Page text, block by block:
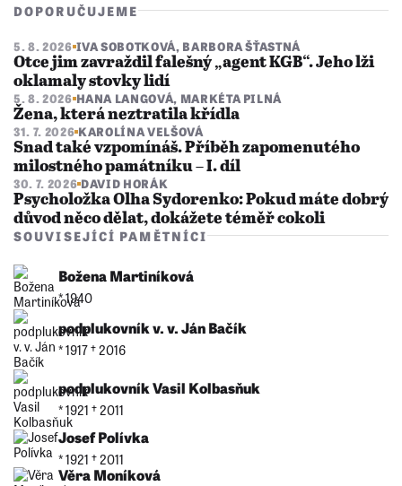
DOPORUČUJEME
5. 8. 2026 IVA SOBOTKOVÁ, BARBORA ŠŤASTNÁ
Otce jim zavraždil falešný „agent KGB“. Jeho lži
oklamaly stovky lidí
5. 8. 2026 HANA LANGOVÁ, MARKÉTA PILNÁ
Žena, která neztratila křídla
31. 7. 2026 KAROLÍNA VELŠOVÁ
Snad také vzpomínáš. Příběh zapomenutého
milostného památníku – I. díl
30. 7. 2026 DAVID HORÁK
Psycholožka Olha Sydorenko: Pokud máte dobrý
důvod něco dělat, dokážete téměř cokoli
SOUVISEJÍCÍ PAMĚTNÍCI
Božena Martiníková
* 1940
podplukovník v. v. Ján Bačík
* 1917 †︎ 2016
podplukovník Vasil Kolbasňuk
* 1921 †︎ 2011
Josef Polívka
* 1921 †︎ 2011
Věra Moníková